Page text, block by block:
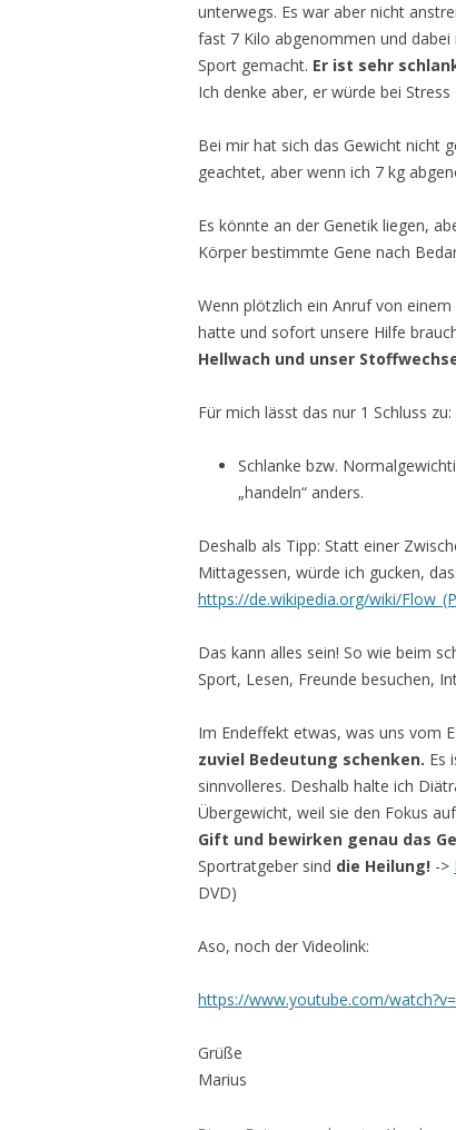
unterwegs. Es war aber nicht
fast 7 Kilo abgenommen und
Sport gemacht. Er ist sehr
Ich denke aber, er würde bei Stress
Bei mir hat sich das Gewicht nicht
geachtet, aber wenn ich 7 kg
Es könnte an der Genetik liegen,
Körper bestimmte Gene nach
Wenn plötzlich ein Anruf von
hatte und sofort unsere Hilfe
Hellwach und unser
Für mich lässt das nur 1 Schluss zu:
Schlanke bzw.
„handeln“ anders.
Deshalb als Tipp: Statt einer
Mittagessen, würde ich gucken,
https://de.wikipedia.org/wiki/
Das kann alles sein! So wie beim
Sport, Lesen, Freunde besuchen,
Im Endeffekt etwas, was uns vom
zuviel Bedeutung schenken. Es
sinnvolleres. Deshalb halte ich
Übergewicht, weil sie den Fokus
Gift und bewirken genau das
Sportratgeber sind die Heilung! ->
DVD)
Aso, noch der Videolink:
https://www.youtube.com/
Grüße
Marius